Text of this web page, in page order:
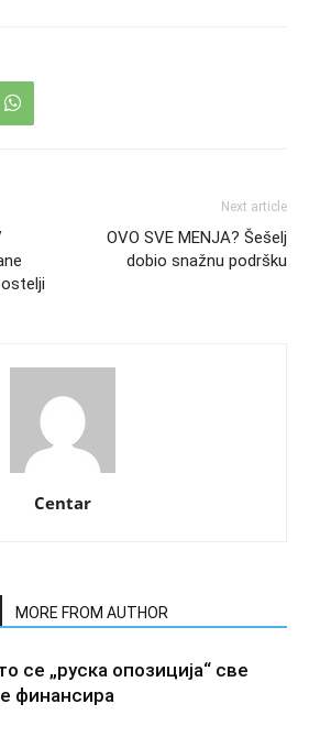
Next article
OVO SVE MENJA? Šešelj
dobio snažnu podršku
Centar
MORE FROM AUTHOR
се „руска опозиција“ све
финансира